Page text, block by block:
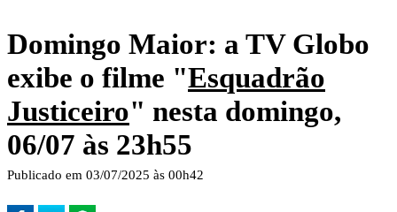
Domingo Maior: a TV Globo
exibe o filme "Esquadrão
Justiceiro" nesta domingo,
06/07 às 23h55
Publicado em 03/07/2025 às 00h42